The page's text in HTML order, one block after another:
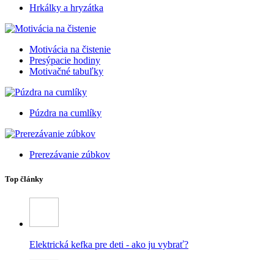
Hrkálky a hryzátka
Motivácia na čistenie
Presýpacie hodiny
Motivačné tabuľky
Púzdra na cumlíky
Prerezávanie zúbkov
Top články
Elektrická kefka pre deti - ako ju vybrať?